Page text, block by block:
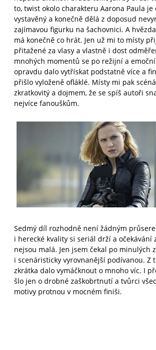
to, twist okolo charakteru Aarona Paula je
vystavěný a konečně dělá z doposud
zajímavou figurku na šachovnici. A
má konečně co hrát. Jen už mi to místy
přitažené za vlasy a vlastně i dost
mnohých momentů se po režijní a
opravdu dalo vytřískat podstatně více a
přišlo vyloženě ofláklé. Místy mi pak
zkratkovitý a dojmem, že se spíš autoři
nejvíce fanouškům.
Sedmý díl rozhodně není žádným
i herecké kvality si seriál drží a očekávání
nejsou malá. Jen jsem čekal po minulých
i scenáristicky vyrovnanější podívanou. Z
zkrátka dalo vymáčknout o mnoho víc. I
šlo jen o drobné zaškobrtnutí a tvůrci
motivy protnou v mocném finiši.